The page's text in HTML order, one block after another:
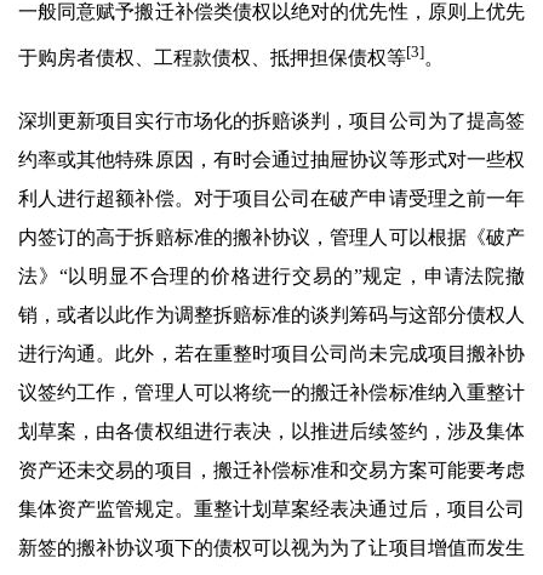
一般同意赋予搬迁补偿类债权以绝对的优先性，原则上优先
于购房者债权、工程款债权、抵押担保债权等[3]。
深圳更新项目实行市场化的拆赔谈判，项目公司为了提高签
约率或其他特殊原因，有时会通过抽屉协议等形式对一些权
利人进行超额补偿。对于项目公司在破产申请受理之前一年
内签订的高于拆赔标准的搬补协议，管理人可以根据《破产
法》“以明显不合理的价格进行交易的”规定，申请法院撤
销，或者以此作为调整拆赔标准的谈判筹码与这部分债权人
进行沟通。此外，若在重整时项目公司尚未完成项目搬补协
议签约工作，管理人可以将统一的搬迁补偿标准纳入重整计
划草案，由各债权组进行表决，以推进后续签约，涉及集体
资产还未交易的项目，搬迁补偿标准和交易方案可能要考虑
集体资产监管规定。重整计划草案经表决通过后，项目公司
新签的搬补协议项下的债权可以视为为了让项目增值而发生